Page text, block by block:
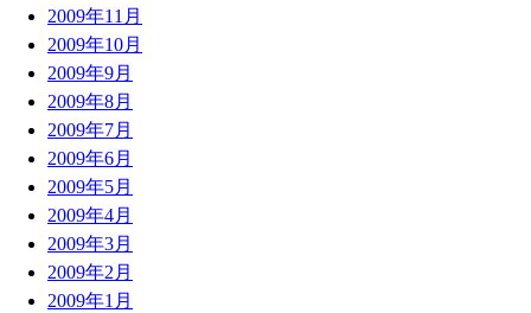
2009年11月
2009年10月
2009年9月
2009年8月
2009年7月
2009年6月
2009年5月
2009年4月
2009年3月
2009年2月
2009年1月